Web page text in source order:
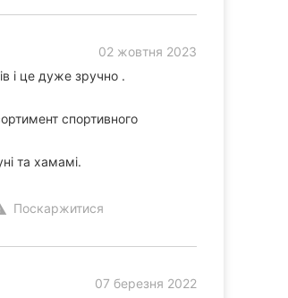
02 жовтня 2023
і це дуже зручно .
спортивного
та хамамі.
Поскаржитися
07 березня 2022